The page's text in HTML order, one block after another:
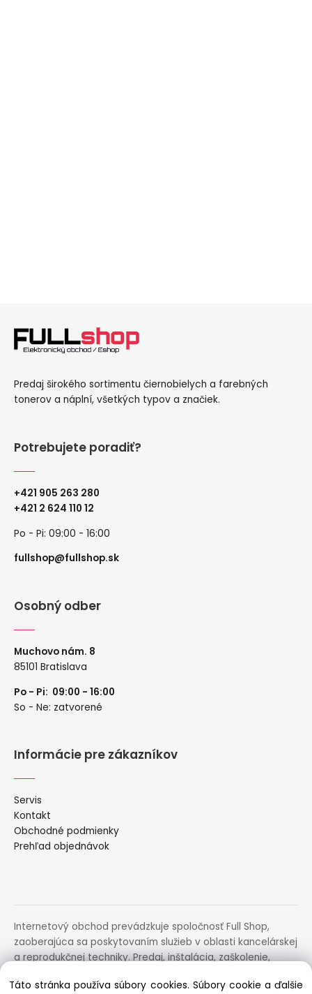
Predaj širokého sortimentu čiernobielych a farebných
tonerov a náplní, všetkých typov a značiek.
Potrebujete poradiť?
+421 905 263 280
+421 2 624 110 12
Po - Pi: 09:00 - 16:00
fullshop@fullshop.sk
Osobný odber
Muchovo nám. 8
85101 Bratislava
Po - Pi: 09:00 - 16:00
So - Ne: zatvorené
Informácie pre zákazníkov
Servis
Kontakt
Obchodné podmienky
Prehľad objednávok
Internetový obchod prevádzkuje spoločnosť Full Shop,
zaoberajúca sa poskytovaním služieb v oblasti kancelárskej
a reprodukčnej techniky. Predaj, inštalácia, zaškolenie,
zariadení.
Táto stránka používa súbory cookies. Súbory cookie a ďalšie